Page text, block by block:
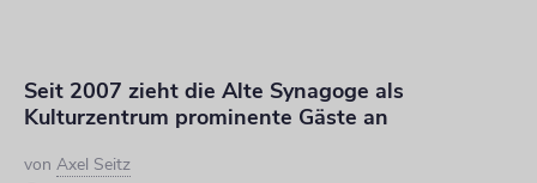
Seit 2007 zieht die Alte Synagoge als
Kulturzentrum prominente Gäste an
von Axel Seitz